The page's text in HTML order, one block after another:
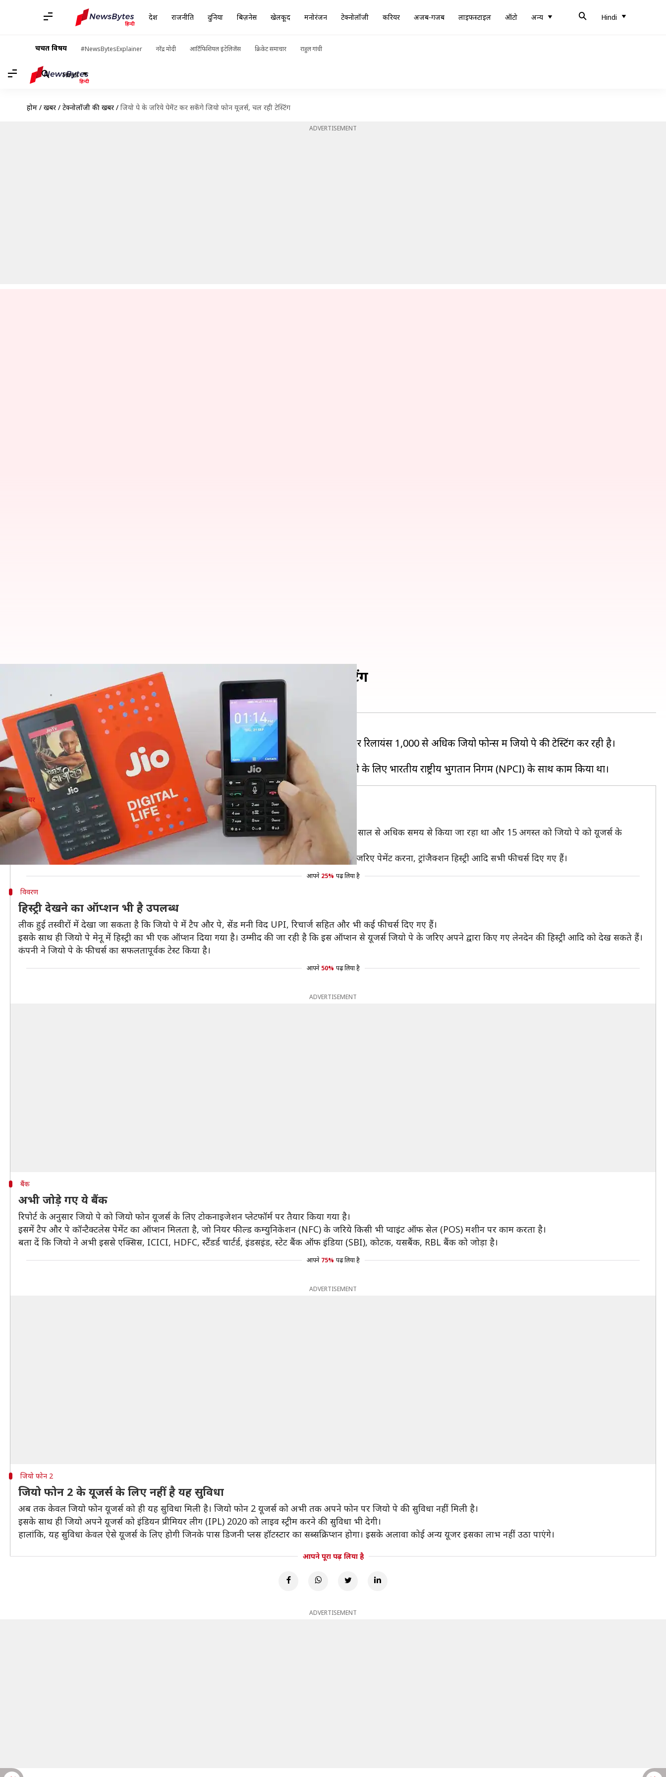
देश राजनीति दुनिया बिज़नेस खेलकूद मनोरंजन टेक्नोलॉजी करियर अजब-गजब लाइफस्टाइल ऑटो अन्य Hindi
चर्चित विषय #NewsBytesExplainer नरेंद्र मोदी आर्टिफिशियल इंटेलिजेंस क्रिकेट समाचार राहुल गांधी
Hindi
होम / खबरें / टेक्नोलॉजी की खबरें / जियो पे के जरिये पेमेंट कर सकेंगे जियो फोन यूजर्स, चल रही टेस्टिंग
ADVERTISEMENT
जियो पे के जरिये पेमेंट कर सकेंगे जियो फोन यूजर्स, चल रही टेस्टिंग
Aug 20, 2020 10:35 am
क्या है खबर?
भारत में रिलायंस जियो अपनी पेमेंट ऐप जियो पे की टेस्टिंग कर रही है। हाल में आई रिपोर्ट के अनुसार रिलायंस 1,000 से अधिक जियो फोन्स में जियो पे की टेस्टिंग कर रही है।
कंपनी जल्द ही सभी जियो फोन यूजर्स के लिए यह लाने वाली है।
फीचर
जियो पे में उपलब्ध हैं ये फीचर
BGRके अनुसार, जियो पे अभी टेस्ट के चरण में है। रिपोर्ट के अनुसार कंपनी द्वारा इस फीचर का टेस्ट एक साल से अधिक समय से किया जा रहा था और 15 अगस्त को जियो पे को यूजर्स के
उपलब्ध कराया गया है।
आपकी जानकारी के लिए बता दें कि इसमें UPI की तरह ही बैंक ऐड करना, स्कैन करना और पे, VPA के जरिए पेमेंट करना, ट्रांजैक्शन हिस्ट्री आदि सभी फीचर्स दिए गए हैं।
आपने 25% पढ़ लिया है
विवरण
हिस्ट्री देखने का ऑप्शन भी है उपलब्ध
लीक हुई तस्वीरों में देखा जा सकता है कि जियो पे में टैप और पे, सेंड मनी विद UPI, रिचार्ज सहित और भी कई फीचर्स दिए गए हैं।
इसके साथ ही जियो पे मेनू में हिस्ट्री का भी एक ऑप्शन दिया गया है। उम्मीद की जा रही है कि इस ऑप्शन से यूजर्स जियो पे के जरिए अपने द्वारा किए गए लेनदेन की हिस्ट्री आदि को देख सकते हैं।
कंपनी ने जियो पे के फीचर्स का सफलतापूर्वक टेस्ट किया है।
आपने 50% पढ़ लिया है
ADVERTISEMENT
बैंक
अभी जोड़े गए ये बैंक
रिपोर्ट के अनुसार जियो पे को जियो फोन यूजर्स के लिए टोकनाइजेशन प्लेटफॉर्म पर तैयार किया गया है।
इसमें टैप और पे कॉन्टैक्टलेस पेमेंट का ऑप्शन मिलता है, जो नियर फील्ड कम्युनिकेशन (NFC) के जरिये किसी भी प्वाइंट ऑफ सेल (POS) मशीन पर काम करता है।
बता दें कि जियो ने अभी इससे एक्सिस, ICICI, HDFC, स्टैंडर्ड चार्टर्ड, इंडसइंड, स्टेट बैंक ऑफ इंडिया (SBI), कोटक, यसबैंक, RBL बैंक को जोड़ा है।
आपने 75% पढ़ लिया है
ADVERTISEMENT
जियो फोन 2
जियो फोन 2 के यूजर्स के लिए नहीं है यह सुविधा
अब तक केवल जियो फोन यूजर्स को ही यह सुविधा मिली है। जियो फोन 2 यूजर्स को अभी तक अपने फोन पर जियो पे की सुविधा नहीं मिली है।
इसके साथ ही जियो अपने यूजर्स को इंडियन प्रीमियर लीग (IPL) 2020 को लाइव स्ट्रीम करने की सुविधा भी देगी।
हालांकि, यह सुविधा केवल ऐसे यूजर्स के लिए होगी जिनके पास डिजनी प्लस हॉटस्टार का सब्सक्रिप्शन होगा। इसके अलावा कोई अन्य यूजर इसका लाभ नहीं उठा पाएंगे।
आपने पूरा पढ़ लिया है
ADVERTISEMENT